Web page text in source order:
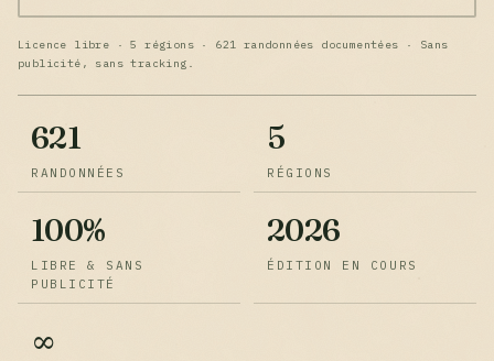
Licence libre · 5 régions · 621 randonnées documentées · Sans
publicité, sans tracking.
621
RANDONNÉES
5
RÉGIONS
100%
LIBRE & SANS
PUBLICITÉ
2026
ÉDITION EN COURS
∞